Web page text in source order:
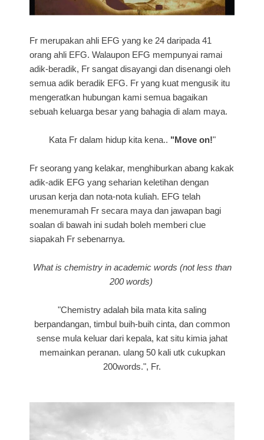
Fr merupakan ahli EFG yang ke 24 daripada 41
orang ahli EFG. Walaupon EFG mempunyai ramai
adik-beradik, Fr sangat disayangi dan disenangi oleh
semua adik beradik EFG. Fr yang kuat mengusik itu
mengeratkan hubungan kami semua bagaikan
sebuah keluarga besar yang bahagia di alam maya.
Kata Fr dalam hidup kita kena.. "Move on!"
Fr seorang yang kelakar, menghiburkan abang kakak
adik-adik EFG yang seharian keletihan dengan
urusan kerja dan nota-nota kuliah. EFG telah
menemuramah Fr secara maya dan jawapan bagi
soalan di bawah ini sudah boleh memberi clue
siapakah Fr sebenarnya.
What is chemistry in academic words (not less than
200 words)
"Chemistry adalah bila mata kita saling
berpandangan, timbul buih-buih cinta, dan common
sense mula keluar dari kepala, kat situ kimia jahat
memainkan peranan. ulang 50 kali utk cukupkan
200words.", Fr.